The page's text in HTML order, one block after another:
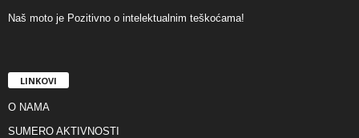
Naš moto je Pozitivno o intelektualnim teškoćama!
LINKOVI
O NAMA
SUMERO AKTIVNOSTI